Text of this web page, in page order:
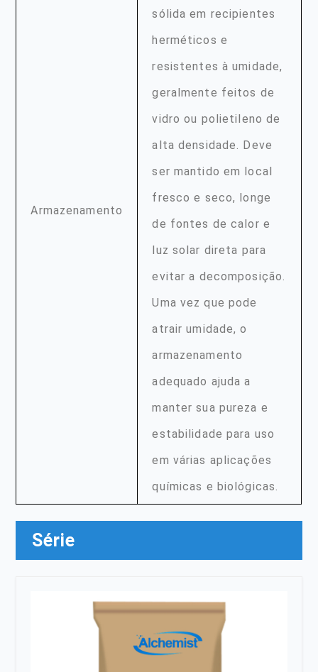
Armazenamento
sólida em recipientes
herméticos e
resistentes à umidade,
geralmente feitos de
vidro ou polietileno de
alta densidade. Deve
ser mantido em local
fresco e seco, longe
de fontes de calor e
luz solar direta para
evitar a decomposição.
Uma vez que pode
atrair umidade, o
armazenamento
adequado ajuda a
manter sua pureza e
estabilidade para uso
em várias aplicações
químicas e biológicas.
Série